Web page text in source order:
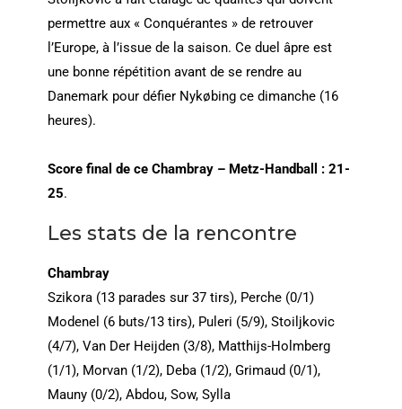
permettre aux « Conquérantes » de retrouver
l’Europe, à l’issue de la saison. Ce duel âpre est
une bonne répétition avant de se rendre au
Danemark pour défier Nykøbing ce dimanche (16
heures).
Score final de ce Chambray – Metz-Handball : 21-
25.
Les stats de la rencontre
Chambray
Szikora (13 parades sur 37 tirs), Perche (0/1)
Modenel (6 buts/13 tirs), Puleri (5/9), Stoiljkovic
(4/7), Van Der Heijden (3/8), Matthijs-Holmberg
(1/1), Morvan (1/2), Deba (1/2), Grimaud (0/1),
Mauny (0/2), Abdou, Sow, Sylla